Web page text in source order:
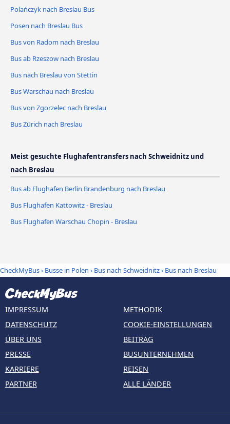
Polańczyk nach Breslau Bus
Posen nach Breslau Bus
Bus von Radom nach Breslau
Bus ab Rzeszow nach Breslau
Bus nach Breslau von Stettin
Bus Warschau nach Breslau
Bus von Zgorzelec nach Breslau
Bus Zürich nach Breslau
Meist gesuchte Flughafentransfers nach Schweidnitz und
nach Breslau
Bus ab Flughafen Berlin Brandenburg nach Breslau
Bus Flughafen Kattowitz - Breslau
Bus Flughafen Warschau Chopin - Breslau
CheckMyBus› Busse in Polen › Bus nach Schweidnitz› Bus nach Breslau
IMPRESSUM
DATENSCHUTZ
ÜBER UNS
PRESSE
KARRIERE
PARTNER
METHODIK
COOKIE-EINSTELLUNGEN
BEITRAG
BUSUNTERNEHMEN
REISEN
ALLE LÄNDER